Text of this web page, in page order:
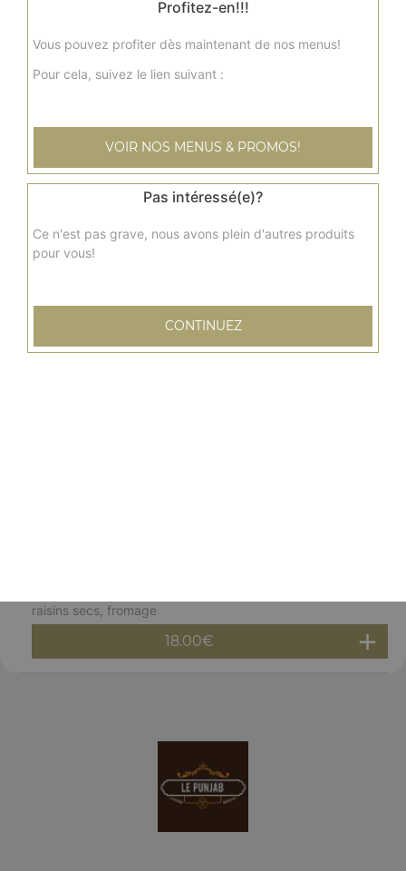
12.50€
Crevettes malai korma
13.00€
Gambas au curry
Gambas korma
Gambas décortiquées marinées longuement dans un
bouquet d'épices, cuites au four avec sauce au curry
raisins secs, fromage
18.00€
Profitez-en!!!
Vous pouvez profiter dès maintenant de nos menus!
Pour cela, suivez le lien suivant :
VOIR NOS MENUS & PROMOS!
Pas intéressé(e)?
Ce n'est pas grave, nous avons plein d'autres produits
pour vous!
CONTINUEZ